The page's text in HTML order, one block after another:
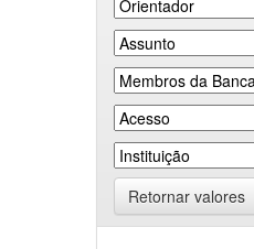
Retornar valores